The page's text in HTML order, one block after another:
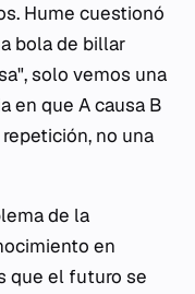
Hume cuestionó
bola de billar
solo vemos una
en que A causa B
no una
de la
en
que el futuro se